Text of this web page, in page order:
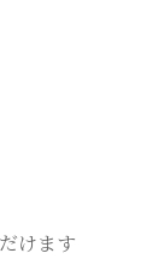
けます